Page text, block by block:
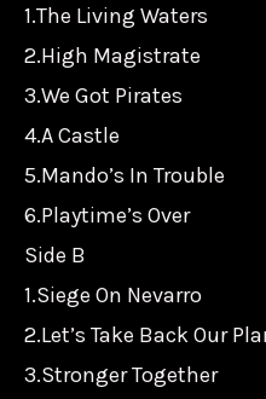
1.The Living Waters
2.High Magistrate
3.We Got Pirates
4.A Castle
5.Mando’s In Trouble
6.Playtime’s Over
Side B
1.Siege On Nevarro
2.Let’s Take Back Our
3.Stronger Together